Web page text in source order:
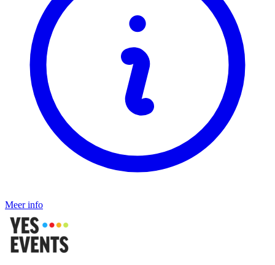
Meer info